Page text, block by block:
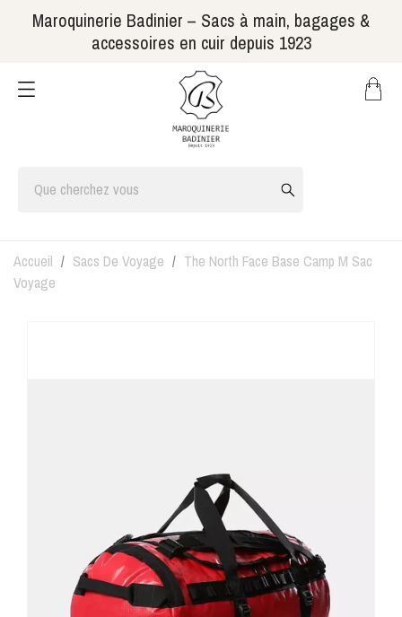
Maroquinerie Badinier – Sacs à main, bagages &
accessoires en cuir depuis 1923
Accueil Sacs De Voyage
The North Face Base Camp M Sac
Voyage